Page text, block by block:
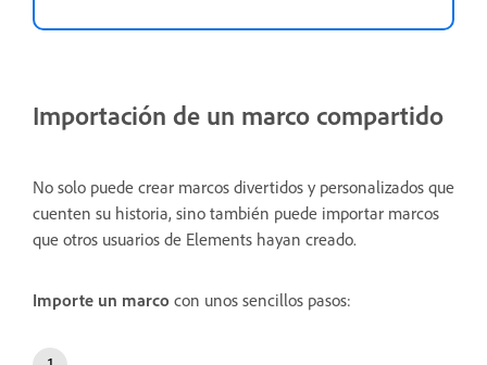
Importación de un marco compartido
No solo puede crear marcos divertidos y personalizados que
cuenten su historia, sino también puede importar marcos
que otros usuarios de Elements hayan creado.
Importe un marco con unos sencillos pasos: